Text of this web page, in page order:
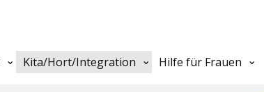
Kita/Hort/Integration Hilfe für Frauen